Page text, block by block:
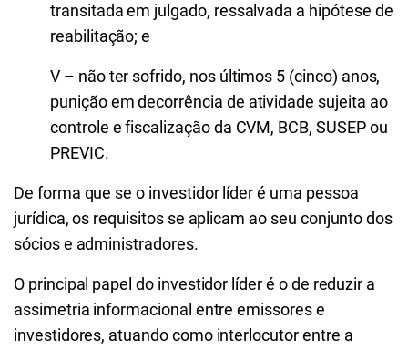
transitada em julgado, ressalvada a hipótese de
reabilitação; e
V – não ter sofrido, nos últimos 5 (cinco) anos,
punição em decorrência de atividade sujeita ao
controle e fiscalização da CVM, BCB, SUSEP ou
PREVIC.
De forma que se o investidor líder é uma pessoa
jurídica, os requisitos se aplicam ao seu conjunto dos
sócios e administradores.
O principal papel do investidor líder é o de reduzir a
assimetria informacional entre emissores e
investidores, atuando como interlocutor entre a